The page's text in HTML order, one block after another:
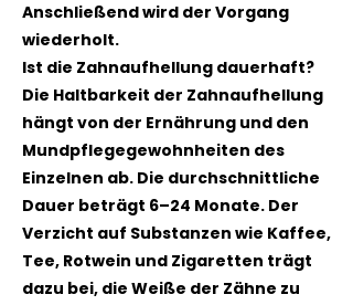
Anschließend wird der Vorgang
wiederholt.
Ist die Zahnaufhellung dauerhaft?
Die Haltbarkeit der Zahnaufhellung
hängt von der Ernährung und den
Mundpflegegewohnheiten des
Einzelnen ab. Die durchschnittliche
Dauer beträgt 6–24 Monate. Der
Verzicht auf Substanzen wie Kaffee,
Tee, Rotwein und Zigaretten trägt
dazu bei, die Weiße der Zähne zu